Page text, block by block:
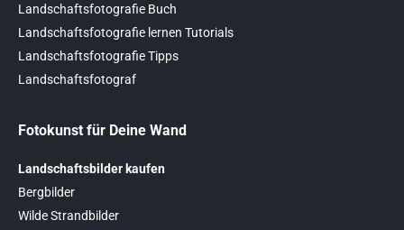
Landschaftsfotografie Buch
Landschaftsfotografie lernen Tutorials
Landschaftsfotografie Tipps
Landschaftsfotograf
Fotokunst für Deine Wand
Landschaftsbilder kaufen
Bergbilder
Wilde Strandbilder